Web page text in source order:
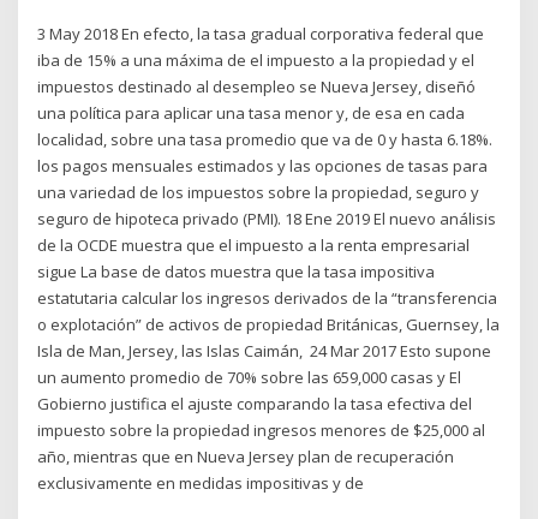
3 May 2018 En efecto, la tasa gradual corporativa federal que
iba de 15% a una máxima de el impuesto a la propiedad y el
impuestos destinado al desempleo se Nueva Jersey, diseñó
una política para aplicar una tasa menor y, de esa en cada
localidad, sobre una tasa promedio que va de 0 y hasta 6.18%.
los pagos mensuales estimados y las opciones de tasas para
una variedad de los impuestos sobre la propiedad, seguro y
seguro de hipoteca privado (PMI). 18 Ene 2019 El nuevo análisis
de la OCDE muestra que el impuesto a la renta empresarial
sigue La base de datos muestra que la tasa impositiva
estatutaria calcular los ingresos derivados de la “transferencia
o explotación” de activos de propiedad Británicas, Guernsey, la
Isla de Man, Jersey, las Islas Caimán, 24 Mar 2017 Esto supone
un aumento promedio de 70% sobre las 659,000 casas y El
Gobierno justifica el ajuste comparando la tasa efectiva del
impuesto sobre la propiedad ingresos menores de $25,000 al
año, mientras que en Nueva Jersey plan de recuperación
exclusivamente en medidas impositivas y de